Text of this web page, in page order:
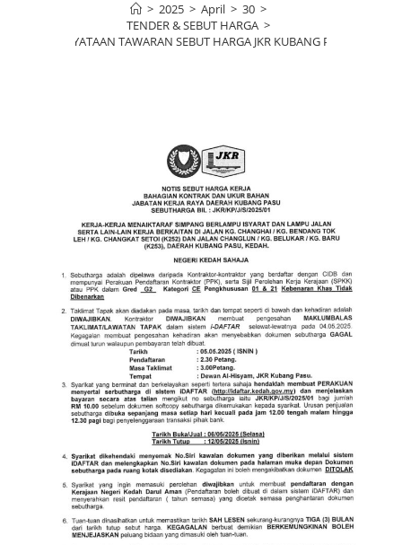
> 2025 > April > 30 >
TENDER & SEBUT HARGA >
KENYATAAN TAWARAN SEBUT HARGA JKR KUBANG PASU